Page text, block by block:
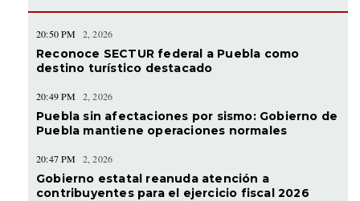
20:50 PM 2, 2026
Reconoce SECTUR federal a Puebla como
destino turístico destacado
20:49 PM 2, 2026
Puebla sin afectaciones por sismo: Gobierno de
Puebla mantiene operaciones normales
20:47 PM 2, 2026
Gobierno estatal reanuda atención a
contribuyentes para el ejercicio fiscal 2026